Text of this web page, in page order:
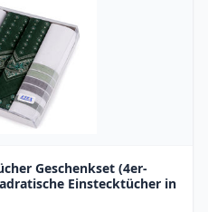
Geschenkset (4er-
Einstecktücher in